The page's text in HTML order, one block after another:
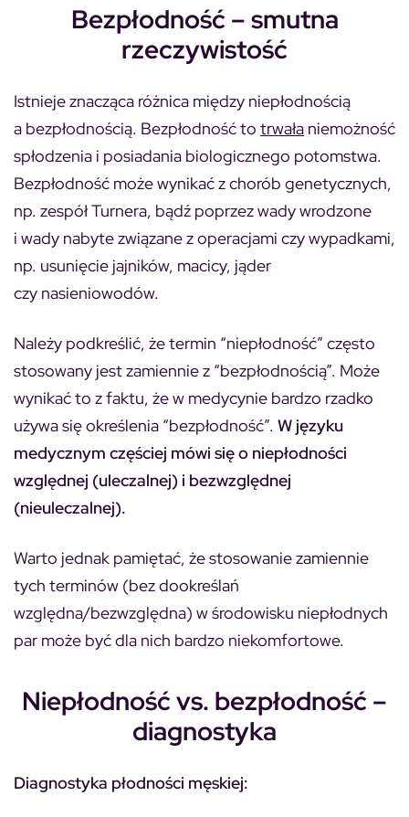
Bezpłodność – smutna
rzeczywistość
Istnieje znacząca różnica między niepłodnością
a bezpłodnością. Bezpłodność to trwała niemożność
spłodzenia i posiadania biologicznego potomstwa.
Bezpłodność może wynikać z chorób genetycznych,
np. zespół Turnera, bądź poprzez wady wrodzone
i wady nabyte związane z operacjami czy wypadkami,
np. usunięcie jajników, macicy, jąder
czy nasieniowodów.
Należy podkreślić, że termin “niepłodność” często
stosowany jest zamiennie z “bezpłodnością”. Może
wynikać to z faktu, że w medycynie bardzo rzadko
używa się określenia “bezpłodność”. W języku
medycznym częściej mówi się o niepłodności
względnej (uleczalnej) i bezwzględnej
(nieuleczalnej).
Warto jednak pamiętać, że stosowanie zamiennie
tych terminów (bez dookreślań
względna/bezwzględna) w środowisku niepłodnych
par może być dla nich bardzo niekomfortowe.
Niepłodność vs. bezpłodność –
diagnostyka
Diagnostyka płodności męskiej: